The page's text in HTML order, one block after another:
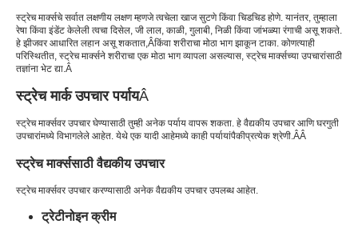
स्ट्रेच मार्क्सचे सर्वात लक्षणीय लक्षण म्हणजे त्वचेला खाज सुटणे किंवा चिडचिड होणे. यानंतर, तुम्हाला
रेषा किंवा इंडेंट केलेली त्वचा दिसेल, जी लाल, काळी, गुलाबी, निळी किंवा जांभळ्या रंगाची असू शकते.
हे झीजवर आधारित लहान असू शकतात,Âकिंवा शरीराचा मोठा भाग झाकून टाका. कोणत्याही
परिस्थितीत, स्ट्रेच मार्क्सने शरीराचा एक मोठा भाग व्यापला असल्यास, स्ट्रेच मार्क्सच्या उपचारांसाठी
तज्ञांना भेट द्या.Â
स्ट्रेच मार्क उपचार पर्यायÂ
स्ट्रेच मार्क्सवर उपचार घेण्यासाठी तुम्ही अनेक पर्याय वापरू शकता. हे वैद्यकीय उपचार आणि घरगुती
उपचारांमध्ये विभागलेले आहेत. येथे एक यादी आहेमध्ये काही पर्यायांपैकीप्रत्येक श्रेणी.ÂÂ
स्ट्रेच मार्क्ससाठी वैद्यकीय उपचार
स्ट्रेच मार्क्सवर उपचार करण्यासाठी अनेक वैद्यकीय उपचार उपलब्ध आहेत.
ट्रेटीनोइन क्रीम